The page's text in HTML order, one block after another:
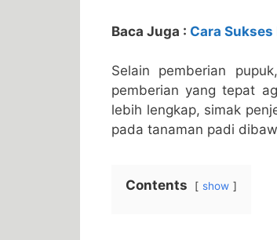
Baca Juga : Cara
Selain pemberian
pemberian yang tepat
lebih lengkap, simak
pada tanaman padi
Contents show